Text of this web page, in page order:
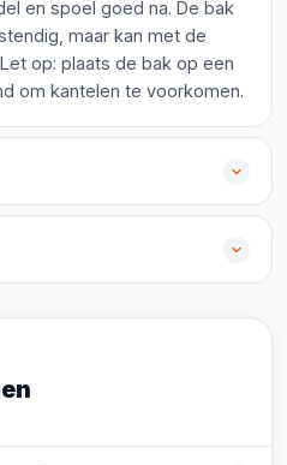
en spoel goed na. De bak
maar kan met de
op: plaats de bak op een
om kantelen te voorkomen.